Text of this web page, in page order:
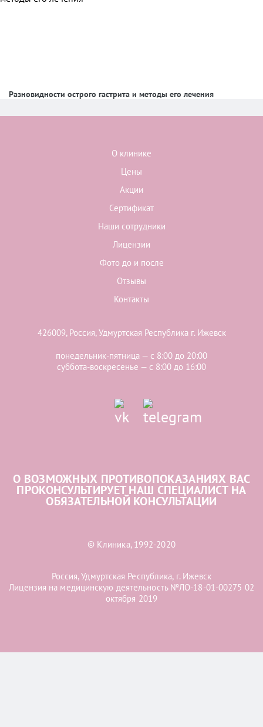
Разновидности острого гастрита и методы его лечения
О клинике
Цены
Акции
Сертификат
Наши сотрудники
Лицензии
Фото до и после
Отзывы
Контакты
426009, Россия, Удмуртская Республика г. Ижевск
понедельник-пятница — с 8:00 до 20:00
суббота-воскресенье — с 8:00 до 16:00
О ВОЗМОЖНЫХ ПРОТИВОПОКАЗАНИЯХ ВАС
ПРОКОНСУЛЬТИРУЕТ НАШ СПЕЦИАЛИСТ НА
ОБЯЗАТЕЛЬНОЙ КОНСУЛЬТАЦИИ
© Клиника, 1992-2020
Россия, Удмуртская Республика, г. Ижевск
Лицензия на медицинскую деятельность №ЛО-18-01-00275 02
октября 2019